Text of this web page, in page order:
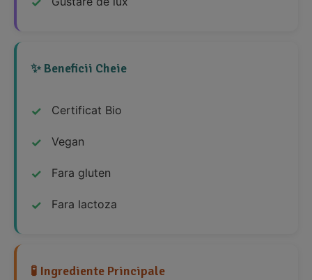
✨ Beneficii Cheie
Certificat Bio
Vegan
Fara gluten
Fara lactoza
🧪 Ingrediente Principale